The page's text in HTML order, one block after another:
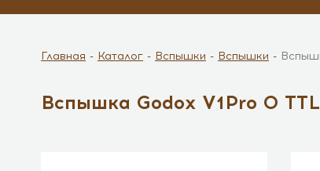
Главная Каталог Вспышки Вспышки
Вспышка Godox V1Pro O